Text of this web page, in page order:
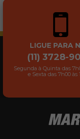
LIGUE PARA
(11) 3728-
Segunda à Quinta das
e Sexta das 7h00 às